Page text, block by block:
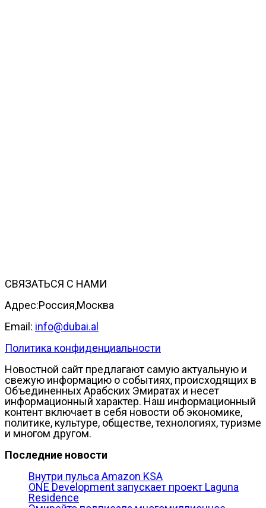
СВЯЗАТЬСЯ С НАМИ
Адрес:Россия,Москва
Email: info@dubai.al
Политика конфиденциальности
Новостной сайт предлагают самую актуальную и
свежую информацию о событиях, происходящих в
Объединенных Арабских Эмиратах и несет
информационный характер. Наш информационный
контент включает в себя новости об экономике,
политике, культуре, обществе, технологиях, туризме
и многом другом.
Последние новости
Внутри пульса Amazon KSA
ONE Development запускает проект Laguna
Residence